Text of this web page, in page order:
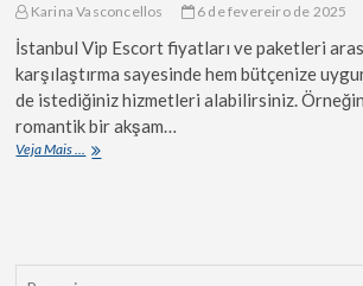
Karina Vasconcellos 6 de fevereiro de 2025
İstanbul Vip Escort fiyatları ve paketleri
karşılaştırma sayesinde hem bütçenize
de istediğiniz hizmetleri alabilirsiniz.
romantik bir akşam…
Veja Mais ...